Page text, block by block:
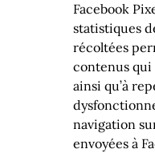
Facebook
statistiques
récoltées
contenus qui
ainsi qu’à
navigation
envoyées à